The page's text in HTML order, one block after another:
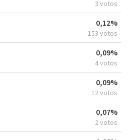
3 votos
0,12%
153 votos
0,09%
4 votos
0,09%
12 votos
0,07%
2 votos